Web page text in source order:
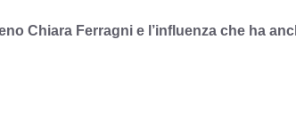
Chiara Ferragni e l’influenza che ha